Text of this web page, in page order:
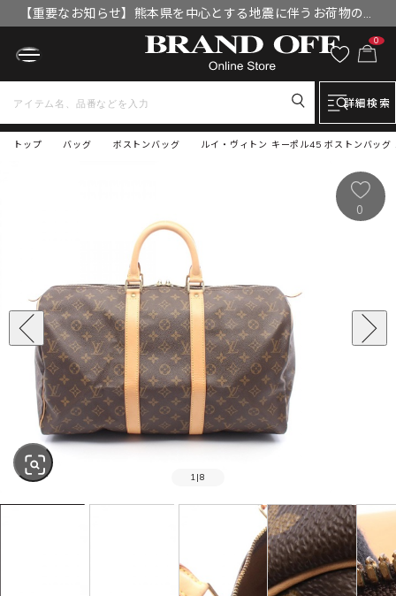
【重要なお知らせ】熊本県を中心とする地震に伴うお荷物のお
届けについて
0
詳細検索
トップ ルイ・ヴィトン キーポル45 ボストンバッ
バッグ ボストンバッグ
1 |8
0